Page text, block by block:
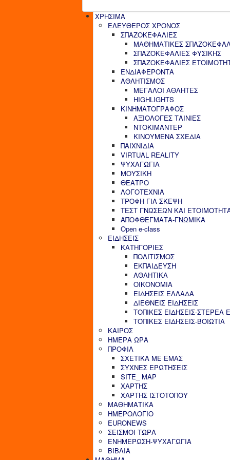
ΧΡΗΣΙΜΑ
ΕΛΕΥΘΕΡΟΣ ΧΡΟΝΟΣ
ΣΠΑΖΟΚΕΦΑΛΙΕΣ
ΜΑΘΗΜΑΤΙΚΕΣ
ΣΠΑΖΟΚΕΦΑΛΙΕΣ ΦΥΣΙΚΗΣ
ΣΠΑΖΟΚΕΦΑΛΙΕΣ
ΕΝΔΙΑΦΕΡΟΝΤΑ
ΑΘΛΗΤΙΣΜΟΣ
ΜΕΓΑΛΟΙ ΑΘΛΗΤΕΣ
HIGHLIGHTS
ΚΙΝΗΜΑΤΟΓΡΑΦΟΣ
ΑΞΙΟΛΟΓΕΣ ΤΑΙΝΙΕΣ
ΝΤΟΚΙΜΑΝΤΕΡ
ΚΙΝΟΥΜΕΝΑ ΣΧΕΔΙΑ
ΠΑΙΧΝΙΔΙΑ
VIRTUAL REALITY
ΨΥΧΑΓΩΓΙΑ
ΜΟΥΣΙΚΗ
ΘΕΑΤΡΟ
ΛΟΓΟΤΕΧΝΙΑ
ΤΡΟΦΗ ΓΙΑ ΣΚΕΨΗ
ΤΕΣΤ ΓΝΩΣΕΩΝ ΚΑΙ
ΑΠΟΦΘΕΓΜΑΤΑ-ΓΝΩΜΙΚΑ
Open e-class
ΕΙΔΗΣΕΙΣ
ΚΑΤΗΓΟΡΙΕΣ
ΠΟΛΙΤΙΣΜΟΣ
ΕΚΠΑΙΔΕΥΣΗ
ΑΘΛΗΤΙΚΑ
ΟΙΚΟΝΟΜΙΑ
ΕΙΔΗΣΕΙΣ ΕΛΛΑΔΑ
ΔΙΕΘΝΕΙΣ ΕΙΔΗΣΕΙΣ
ΤΟΠΙΚΕΣ ΕΙΔΗΣΕΙΣ-ΣΤΕΡΕΑ
ΤΟΠΙΚΕΣ ΕΙΔΗΣΕΙΣ-ΒΟΙΩΤΙΑ
ΚΑΙΡΟΣ
ΗΜΕΡΑ ΩΡΑ
ΠΡΟΦΙΛ
ΣΧΕΤΙΚΑ ΜΕ ΕΜΑΣ
ΣΥΧΝΕΣ ΕΡΩΤΗΣΕΙΣ
SITE_ MAP
ΧΑΡΤΗΣ
ΧΑΡΤΗΣ ΙΣΤΟΤΟΠΟΥ
ΜΑΘΗΜΑΤΙΚΑ
ΗΜΕΡΟΛΟΓΙΟ
EURONEWS
ΣΕΙΣΜΟΙ ΤΩΡΑ
ΕΝΗΜΕΡΩΣΗ-ΨΥΧΑΓΩΓΙΑ
ΒΙΒΛΙΑ